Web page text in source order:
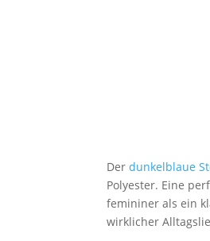
Derdunkelblaue
Polyester. Eine
femininer als ein
wirklicher